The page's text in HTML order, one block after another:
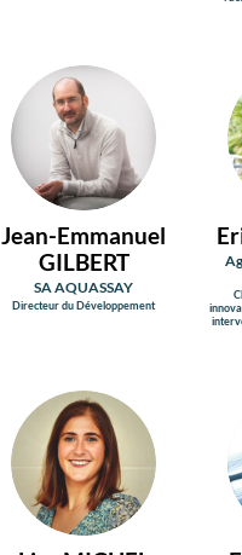
JG
Jean-Emmanuel
GILBERT
SA AQUASSAY
Directeur du Développement
LM